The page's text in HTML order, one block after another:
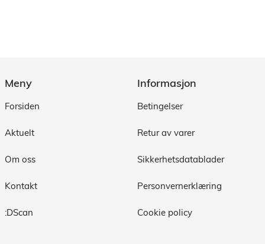
Meny
Forsiden
Aktuelt
Om oss
Kontakt
:DScan
Informasjon
Betingelser
Retur av varer
Sikkerhetsdatablader
Personvernerklæring
Cookie policy